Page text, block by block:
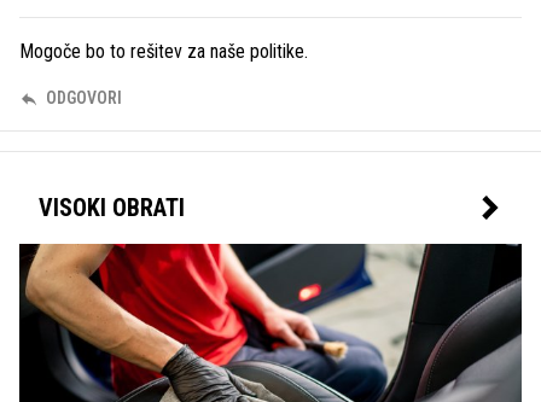
Mogoče bo to rešitev za naše politike.
ODGOVORI
VISOKI OBRATI